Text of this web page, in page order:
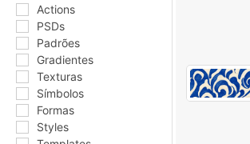
Actions
PSDs
Padrões
Gradientes
Texturas
Símbolos
Formas
Styles